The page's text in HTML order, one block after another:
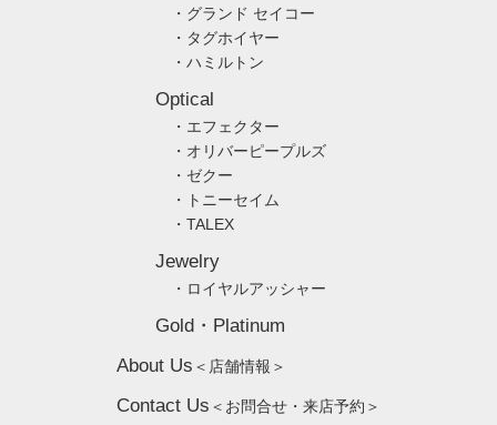
・グランド セイコー
・タグホイヤー
・ハミルトン
Optical
・エフェクター
・オリバーピープルズ
・ゼクー
・トニーセイム
・TALEX
Jewelry
・ロイヤルアッシャー
Gold・Platinum
About Us ＜店舗情報＞
Contact Us ＜お問合せ・来店予約＞